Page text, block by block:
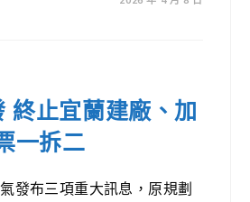
終止宜蘭建廠、加
一拆二
發布三項重大訊息，原規劃